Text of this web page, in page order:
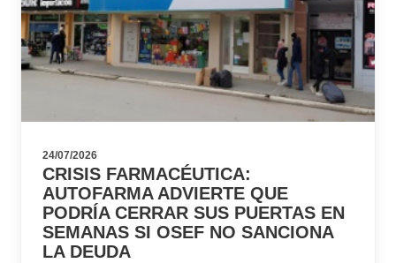
24/07/2026
CRISIS FARMACÉUTICA:
AUTOFARMA ADVIERTE QUE
PODRÍA CERRAR SUS PUERTAS EN
SEMANAS SI OSEF NO SANCIONA
LA DEUDA